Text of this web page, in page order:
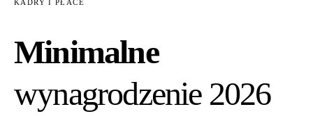
KADRY I PŁACE
Minimalne
wynagrodzenie 2026